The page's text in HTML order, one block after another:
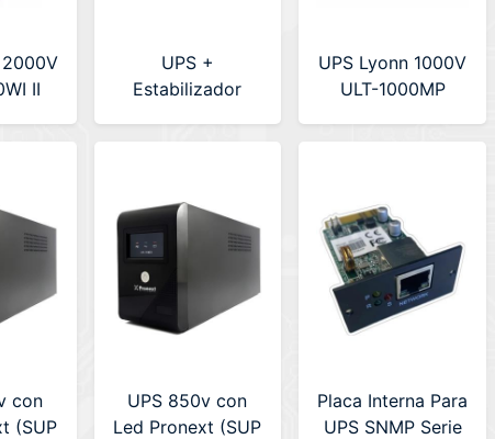
2000V
II
UPS +
Estabilizador
4000)
UPS Lyonn 1000V
ULT-1000MP
con
(SUP
UPS 850v con
Led Pronext (SUP
Placa Interna Para
UPS SNMP Serie